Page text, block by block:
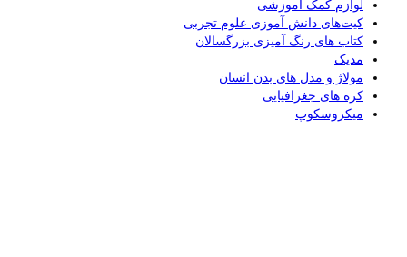
لوازم کمک آموزشی
کیت‌های دانش آموزی علوم تجربی
کتاب های رنگ آمیزی بزرگسالان
مدیک
مولاژ و مدل های بدن انسان
کره های جغرافیایی
میکروسکوپ